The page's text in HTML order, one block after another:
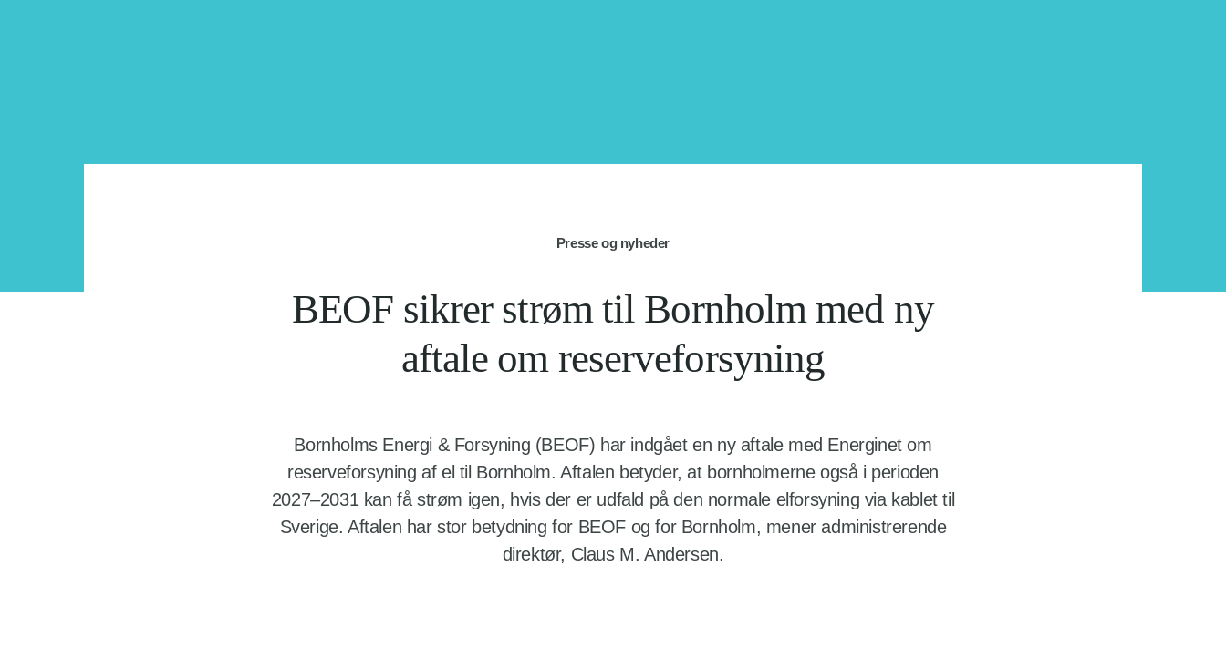
Presse og nyheder
BEOF sikrer strøm til Bornholm med ny
aftale om reserveforsyning
Bornholms Energi & Forsyning (BEOF) har indgået en ny aftale med Energinet om
reserveforsyning af el til Bornholm. Aftalen betyder, at bornholmerne også i perioden
2027–2031 kan få strøm igen, hvis der er udfald på den normale elforsyning via kablet til
Sverige. Aftalen har stor betydning for BEOF og for Bornholm, mener administrerende
direktør, Claus M. Andersen.